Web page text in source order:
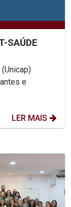
SAÚDE
e
LER MAIS